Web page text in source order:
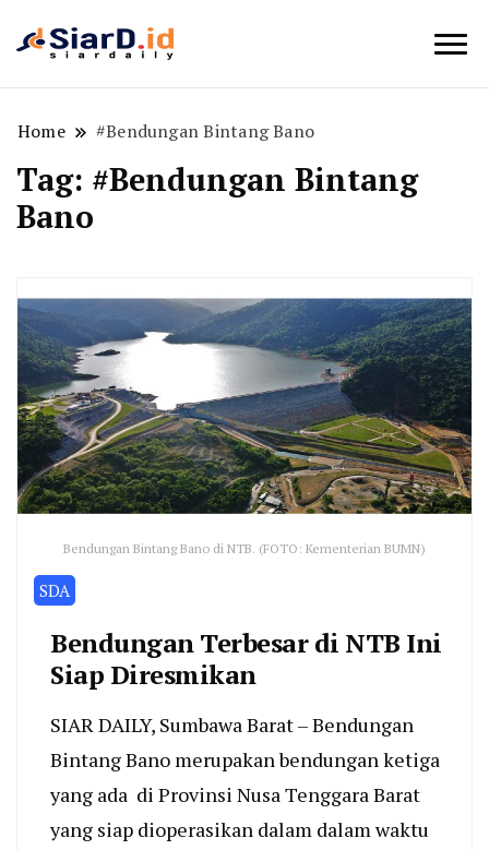
Home #Bendungan Bintang Bano
Tag: #Bendungan Bintang
Bano
Bendungan Bintang Bano di NTB. (FOTO: Kementerian BUMN)
SDA
Bendungan Terbesar di NTB Ini
Siap Diresmikan
SIAR DAILY, Sumbawa Barat – Bendungan
Bintang Bano merupakan bendungan ketiga
yang ada di Provinsi Nusa Tenggara Barat
yang siap dioperasikan dalam dalam waktu